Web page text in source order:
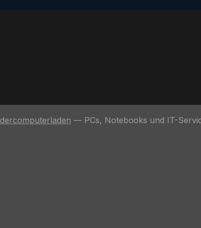
dercomputerladen — PCs, Notebooks und IT-